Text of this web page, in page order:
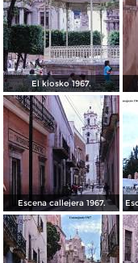
El kiosko 1967.
Escena callejera 1967.